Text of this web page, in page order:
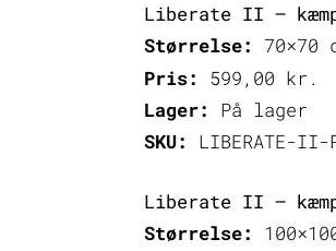
Liberate II –
Størrelse:
70×70
Pris:
599,00 kr.
Lager:
På lager
SKU:
LIBERATE-II-
Liberate II –
Størrelse: